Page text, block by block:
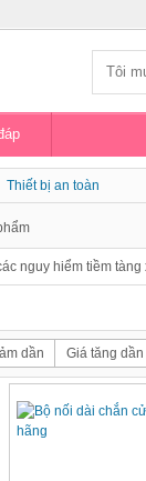
Thiết bị an toàn
nguy hiểm tiềm
dần Giá tăng dần